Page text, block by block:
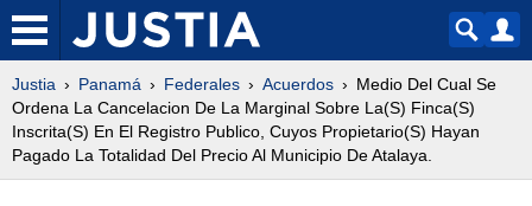
Justia Panamá Federales Acuerdos
Medio Del Cual Se
Ordena La Cancelacion De La Marginal Sobre La(S) Finca(S)
Inscrita(S) En El Registro Publico, Cuyos Propietario(S) Hayan
Pagado La Totalidad Del Precio Al Municipio De Atalaya.